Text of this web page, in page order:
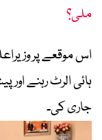
ملی؟
اس موقعے پر
ہائی الرٹ رہنے
جاری کی۔